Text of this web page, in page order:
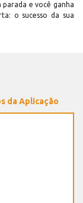
parada e você ganha
o sucesso da sua
da Aplicação